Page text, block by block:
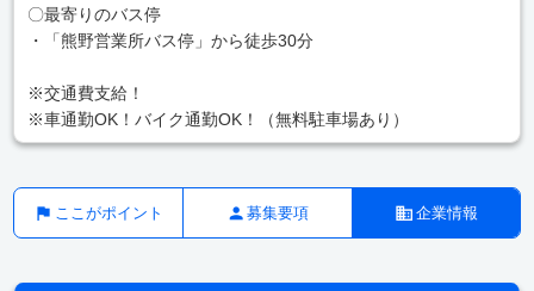
〇最寄りのバス停
・「熊野営業所バス停」から徒歩30分
※交通費支給！
※車通勤OK！バイク通勤OK！（無料駐車場あり）
ここがポイント 募集要項 企業情報